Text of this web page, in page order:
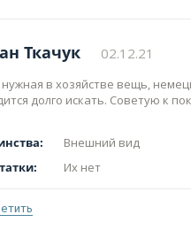
Ткачук 02.12.21
в хозяйстве вещь,
долго искать. Советую к
Внешний вид
Их нет